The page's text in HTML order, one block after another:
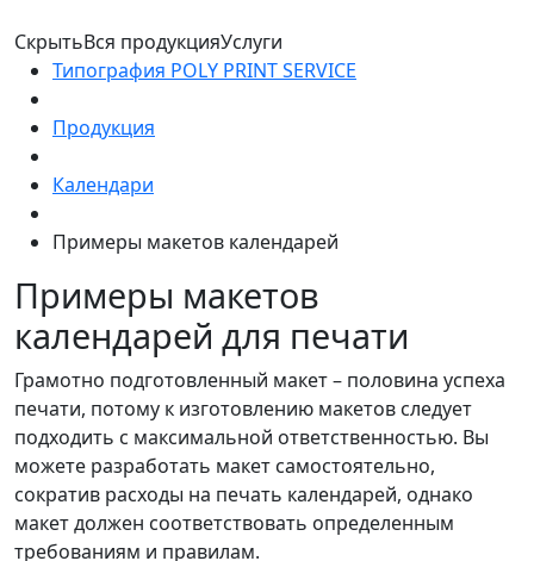
СкрытьВся продукцияУслуги
Типография POLY PRINT SERVICE
Продукция
Календари
Примеры макетов календарей
Примеры макетов
календарей для печати
Грамотно подготовленный макет – половина успеха
печати, потому к изготовлению макетов следует
подходить с максимальной ответственностью. Вы
можете разработать макет самостоятельно,
сократив расходы на печать календарей, однако
макет должен соответствовать определенным
требованиям и правилам.